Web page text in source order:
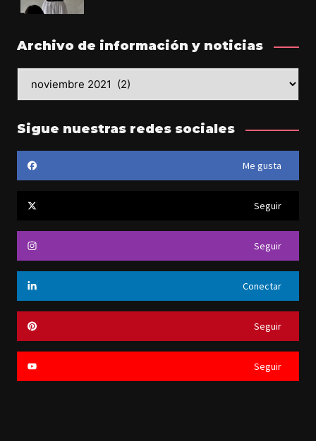
Archivo de información y noticias
y
Sigue nuestras redes sociales
Me gusta
Seguir
Seguir
Conectar
Seguir
Seguir